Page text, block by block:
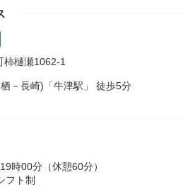
柿樋瀬1062-1
栖－長崎)「牛津駅」 徒歩5分
時00分（休憩60分）
フト制